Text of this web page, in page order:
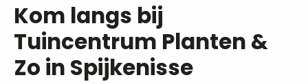
Kom langs bij
Tuincentrum Planten &
Zo in Spijkenisse